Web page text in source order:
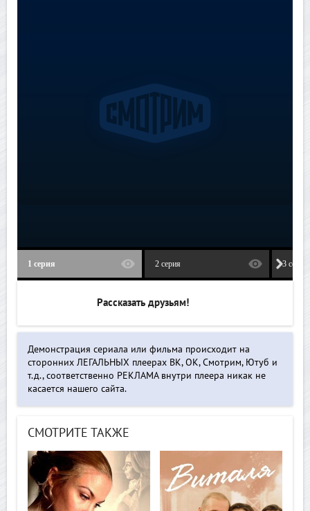
1 серия 2 серия 3 серия
Рассказать друзьям!
Демонстрация сериала или фильма происходит на
сторонних ЛЕГАЛЬНЫХ плеерах ВК, ОК, Смотрим, Ютуб и
т.д., соответственно РЕКЛАМА внутри плеера никак не
касается нашего сайта.
СМОТРИТЕ ТАКЖЕ